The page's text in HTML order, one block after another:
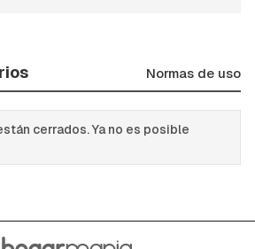
Normas de uso
cerrados. Ya no es posible